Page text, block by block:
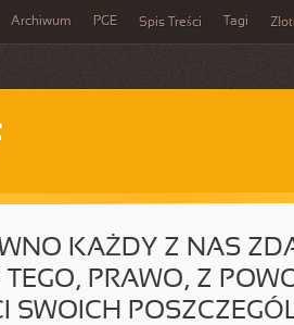
Archiwum PGE Spis Treści Tagi
KAŻDY Z NAS
TEGO, PRAWO, Z
SWOICH